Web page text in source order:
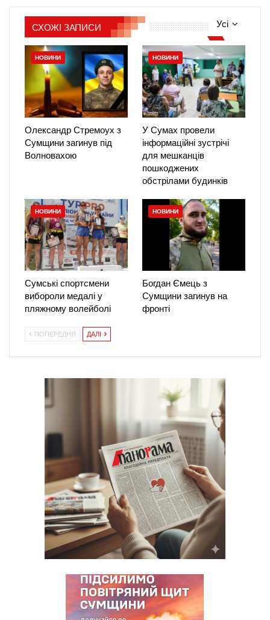
Усі
СХОЖІ ЗАПИСИ
НОВИНИ
Олександр Стремоух з
Сумщини загинув під
Волновахою
НОВИНИ
У Сумах провели
інформаційні зустрічі
для мешканців
пошкоджених
обстрілами будинків
НОВИНИ
Сумські спортсмени
вибороли медалі у
пляжному волейболі
НОВИНИ
Богдан Ємець з
Сумщини загинув на
фронті
ПОПЕРЕДНЯ ДАЛІ